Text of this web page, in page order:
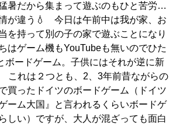
暑だから集まって遊ぶのもひと苦労…
が違う💧 今日は午前中は我が家、お
を持って別の子の家で遊ぶことになり
はゲーム機もYouTubeも無いのでひた
ボードゲーム。子供にはそれが逆に新
れは２つとも、2、3年前昔ながらの
買ったドイツのボードゲーム（ドイツ
ーム大国』と言われるくらいボードゲ
しい）ですが、大人が混ざっても面白